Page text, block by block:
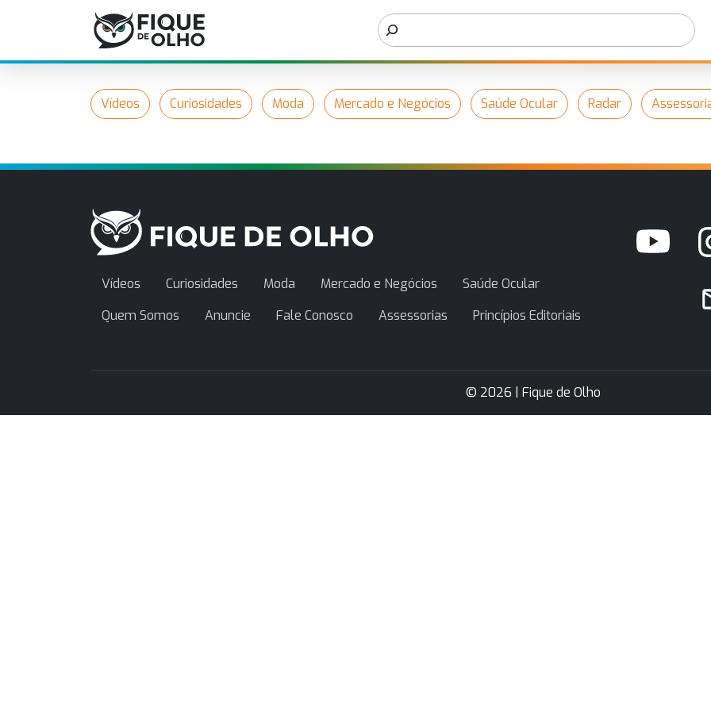
Vídeos Curiosidades Moda Mercado e Negócios Saúde Ocular Radar
Vídeos Curiosidades Moda Mercado e Negócios
Saúde Ocular
Quem Somos
Anuncie Fale Conosco Assessorias Princípios Editoriais
© 2026 | Fique de Olho